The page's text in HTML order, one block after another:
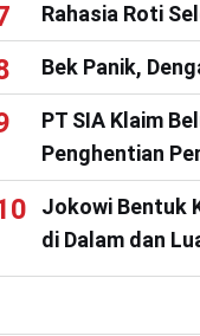
Rahasia Roti
Bek Panik,
PT SIA Klaim
Penghentian
Jokowi Bentuk
di Dalam dan